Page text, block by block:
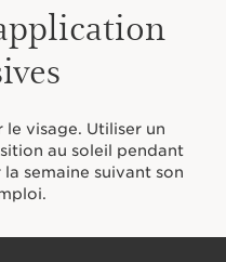
visage. Utiliser un
au soleil pendant
semaine suivant son